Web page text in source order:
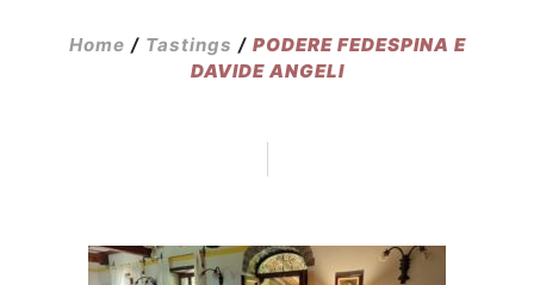
Home / Tastings / PODERE FEDESPINA E
DAVIDE ANGELI